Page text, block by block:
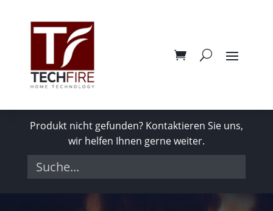
Produkt nicht gefunden? Kontaktieren Sie uns,
wir helfen Ihnen gerne weiter.